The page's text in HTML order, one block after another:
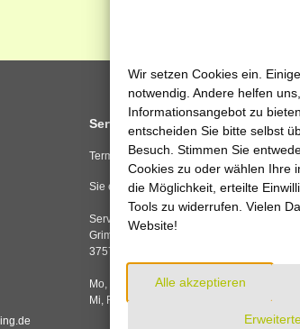
Servicezeiten
Termine nach Vereinbarung oder
Sie erreichen uns im
Servicecenter Einbeck
Grimsehlstraße 17
37574 Einbeck
Mo, Di, Do 8.00 – 16.00 Uhr
Mi, Fr 8.00 – 12.00 Uhr
Wir setzen Cookies ein.
notwendig. Andere helfen
Informationsangebot zu
entscheiden Sie bitte selbst
Besuch. Stimmen Sie
Cookies zu oder wählen Ihre
die Möglichkeit, erteilte
Tools zu widerrufen. Vielen
Website!
Alle akzeptieren